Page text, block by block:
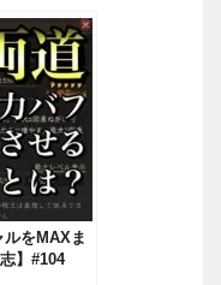
ルをMAXま
】#104